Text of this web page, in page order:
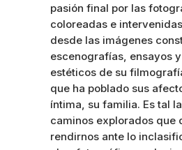
pasión final por las
coloreadas e
desde las imágenes
escenografías, ensayos
estéticos de su
que ha poblado sus
íntima, su familia. Es tal
caminos explorados que
rendirnos ante lo